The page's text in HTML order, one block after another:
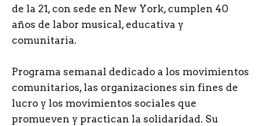
de la 21, con sede en New York, cumplen 40
años de labor musical, educativa y
comunitaria.
Programa semanal dedicado a los movimientos
comunitarios, las organizaciones sin fines de
lucro y los movimientos sociales que
promueven y practican la solidaridad. Su